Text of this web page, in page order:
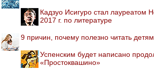
Кадзуо Исигуро стал лауреатом
2017 г. по литературе
9 причин, почему полезно читать детям
Успенским будет написано
«Простоквашино»